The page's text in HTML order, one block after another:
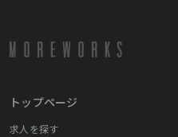
トップページ
求人を探す